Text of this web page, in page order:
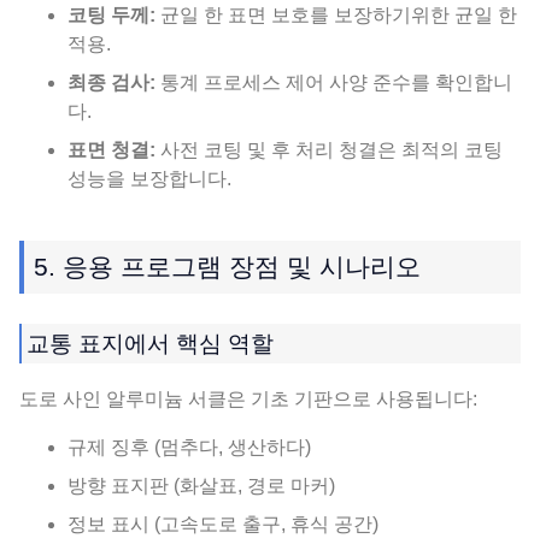
코팅 두께: 균일 한 표면 보호를 보장하기위한 균일 한
적용.
최종 검사: 통계 프로세스 제어 사양 준수를 확인합니
다.
표면 청결: 사전 코팅 및 후 처리 청결은 최적의 코팅
성능을 보장합니다.
5. 응용 프로그램 장점 및 시나리오
교통 표지에서 핵심 역할
도로 사인 알루미늄 서클은 기초 기판으로 사용됩니다:
규제 징후 (멈추다, 생산하다)
방향 표지판 (화살표, 경로 마커)
정보 표시 (고속도로 출구, 휴식 공간)